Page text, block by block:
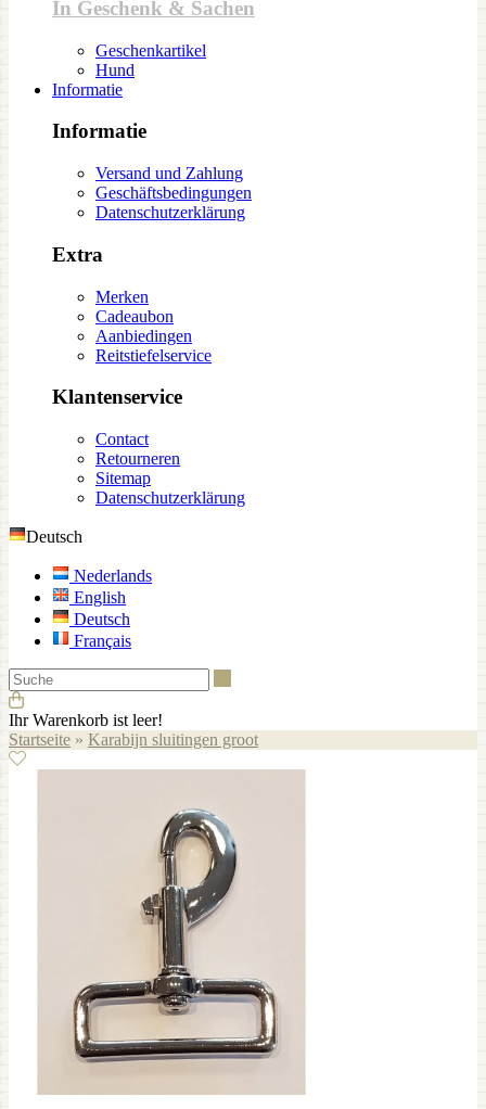
In Geschenk & Sachen
Geschenkartikel
Hund
Informatie
Informatie
Versand und Zahlung
Geschäftsbedingungen
Datenschutzerklärung
Extra
Merken
Cadeaubon
Aanbiedingen
Reitstiefelservice
Klantenservice
Contact
Retourneren
Sitemap
Datenschutzerklärung
Deutsch
Nederlands
English
Deutsch
Français
Ihr Warenkorb ist leer!
Startseite » Karabijn sluitingen groot